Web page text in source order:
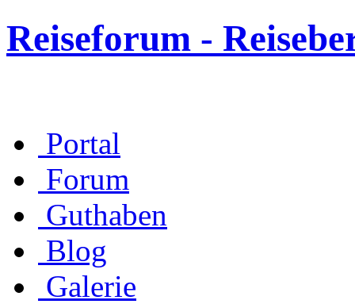
Reiseforum -
Portal
Forum
Guthaben
Blog
Galerie